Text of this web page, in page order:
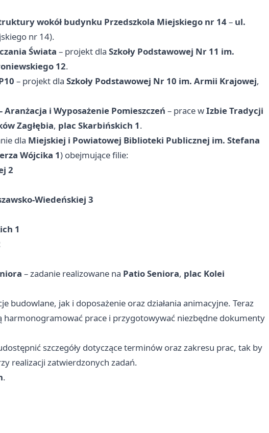
wokół budynku Przedszkola Miejskiego nr 14– ul.
nr 14).
Świata – projekt dla Szkoły Podstawowej Nr 11 im.
12.
– projekt dla Szkoły Podstawowej Nr 10 im. Armii Krajowej,
i Wyposażenie Pomieszczeń – prace wIzbie Tradycji
Zagłębia, plac Skarbińskich 1.
dla Miejskiej i Powiatowej Biblioteki Publicznej im. Stefana
Wójcika 1) obejmujące filie:
2
Wiedeńskiej 3
1
– zadanie realizowane na Patio Seniora, plac Kolei
budowlane, jak i doposażenie oraz działania animacyjne. Teraz
harmonogramować prace i przygotowywać niezbędne dokumenty
szczegóły dotyczące terminów oraz zakresu prac, tak by
realizacji zatwierdzonych zadań.
.